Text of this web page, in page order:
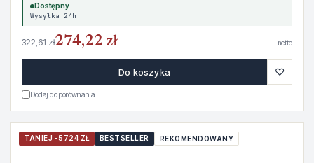
Dostępny
Wysyłka 24h
322,61 zł274,22 zł netto
Do koszyka ♡
Dodaj do porównania
TANIEJ -5724 ZŁ BESTSELLER REKOMENDOWANY